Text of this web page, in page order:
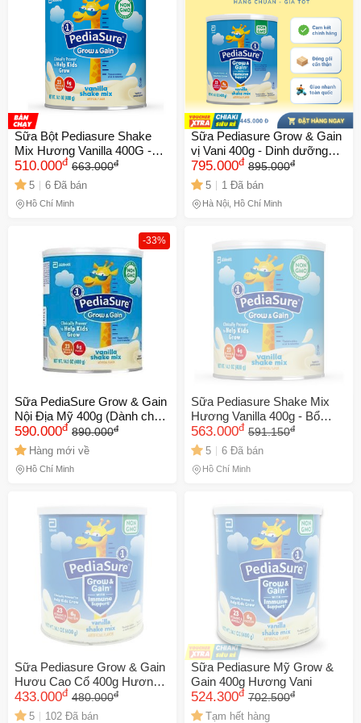
Sữa Bột Pediasure Shake
Mix Hương Vanilla 400G -
Dinh Dưỡng Hỗ Trợ Phát
Triển Trẻ Em, Hương Vị
Ngon, Dễ Uống
510.000đ 663.000đ
5 6 Đã bán
Hồ Chí Minh
Sữa Pediasure Grow & Gain
vị Vani 400g - Dinh dưỡng
toàn diện cho trẻ 1-10 tuổi, hỗ
trợ tăng cân và chiều cao
795.000đ 895.000đ
5 1 Đã bán
Hà Nội, Hồ Chí Minh
-33%
Sữa PediaSure Grow & Gain
Nội Địa Mỹ 400g (Dành cho
bé từ 2-13 tuổi) - Sữa Bột
Công Thức
590.000đ 890.000đ
Hàng mới về
Hồ Chí Minh
Sữa Pediasure Shake Mix
Hương Vanilla 400g - Bổ
Sung Dinh Dưỡng Toàn Diện
Cho Trẻ Biếng Ăn, Hỗ Trợ
Phát Triển Khoẻ Mạnh
563.000đ 591.150đ
5 6 Đã bán
Hồ Chí Minh
Sữa Pediasure Grow & Gain
Hươu Cao Cổ 400g Hương
Vani - Bổ Sung Dinh Dưỡng,
Phát Triển Chiều Cao, Tăng
433.000đ 480.000đ
5 102 Đã bán
Sữa Pediasure Mỹ Grow &
Gain 400g Hương Vani
524.300đ 702.500đ
Tạm hết hàng